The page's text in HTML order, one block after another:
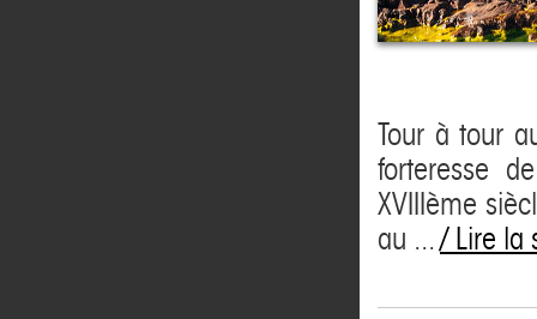
Tour à tour
forteresse
XVIIIème
au .../ Lire la